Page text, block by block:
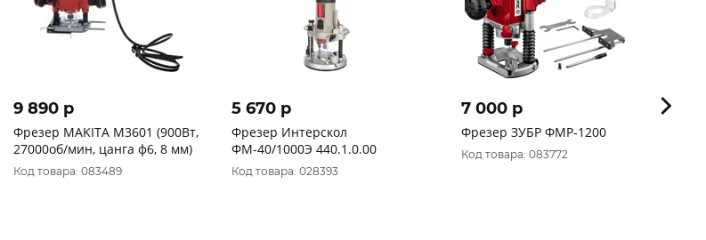
9 890 p
Фрезер MAKITA M3601 (900Вт,
27000об/мин, цанга ф6, 8 мм)
Код товара: 083489
5 670 p
Фрезер Интерскол
ФМ-40/1000Э 440.1.0.00
Код товара: 028393
7 000 p
Фрезер ЗУБР ФМР-1200
Код товара: 083772
6